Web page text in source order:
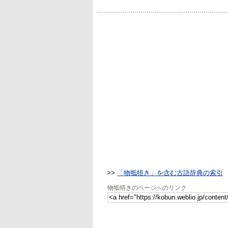
>> 「物牴牾き」を含む古語辞典の索引
物牴牾きのページへのリンク